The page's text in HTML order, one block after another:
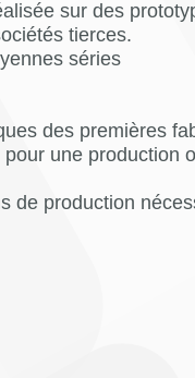
sur des
tierces.
séries
des premières
une production
de production